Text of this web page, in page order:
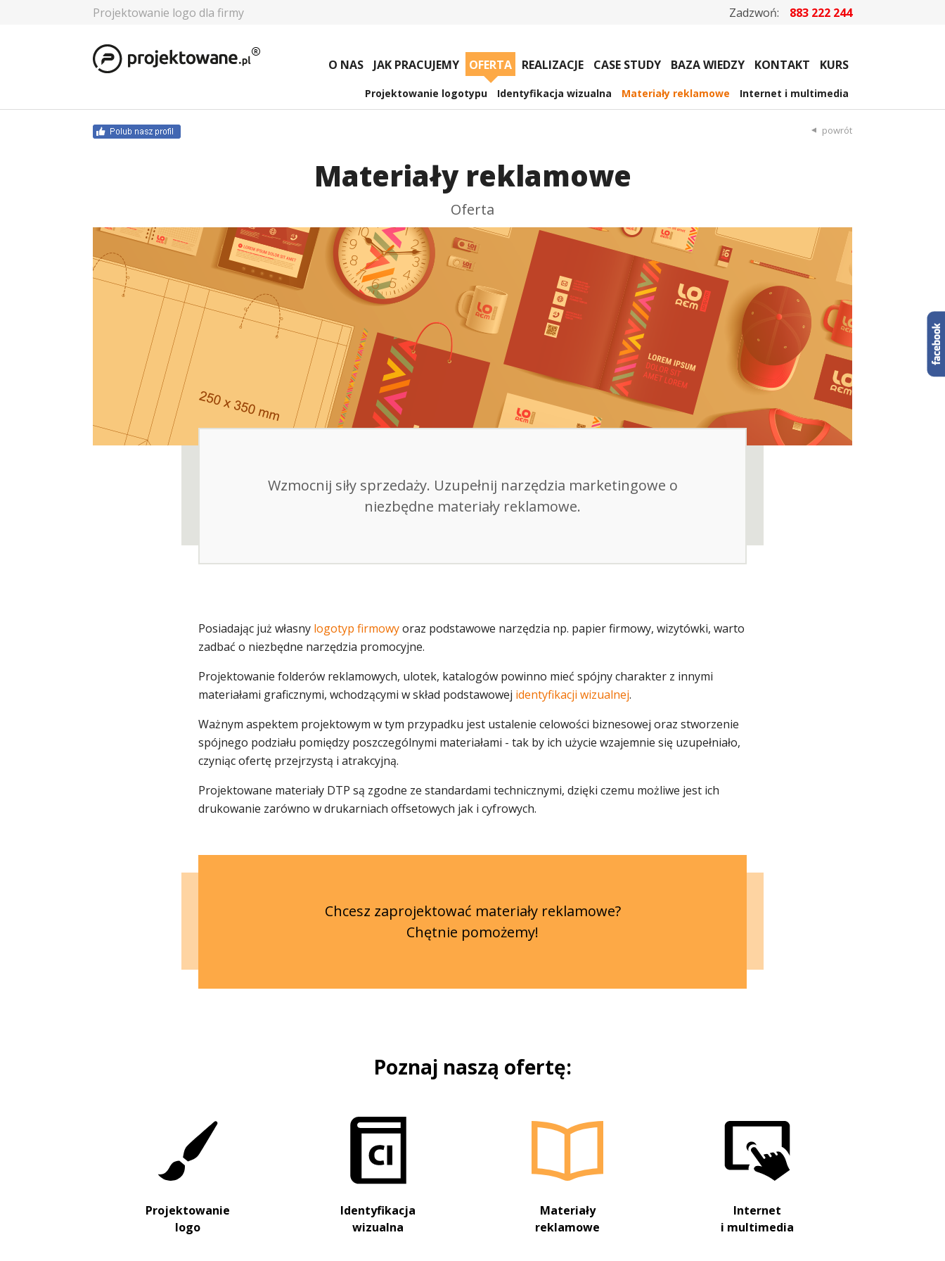
Projektowanie logo dla firmy Zadzwoń: 883 222 244
O NAS JAK PRACUJEMY OFERTA
Projektowanie logotypu Identyfikacja wizualna Materiały reklamowe Internet i multimedia
REALIZACJE CASE STUDY BAZA WIEDZY KONTAKT KURS
powrót
Materiały reklamowe
Oferta
Wzmocnij siły sprzedaży. Uzupełnij narzędzia marketingowe o
niezbędne materiały reklamowe.
Posiadając już własny logotyp firmowyoraz podstawowe narzędzia np. papier firmowy, wizytówki, warto
zadbać o niezbędne narzędzia promocyjne.
Projektowanie folderów reklamowych, ulotek, katalogów powinno mieć spójny charakter z innymi
materiałami graficznymi, wchodzącymi w skład podstawowej identyfikacji wizualnej.
Ważnym aspektem projektowym w tym przypadku jest ustalenie celowości biznesowej oraz stworzenie
spójnego podziału pomiędzy poszczególnymi materiałami - tak by ich użycie wzajemnie się uzupełniało,
czyniąc ofertę przejrzystą i atrakcyjną.
Projektowane materiały DTP są zgodne ze standardami technicznymi, dzięki czemu możliwe jest ich
drukowanie zarówno w drukarniach offsetowych jak i cyfrowych.
Chcesz zaprojektować materiały reklamowe?
Chętnie pomożemy!
Poznaj naszą ofertę:
Projektowanie
logo
Identyfikacja
wizualna
Materiały
reklamowe
Internet
i multimedia